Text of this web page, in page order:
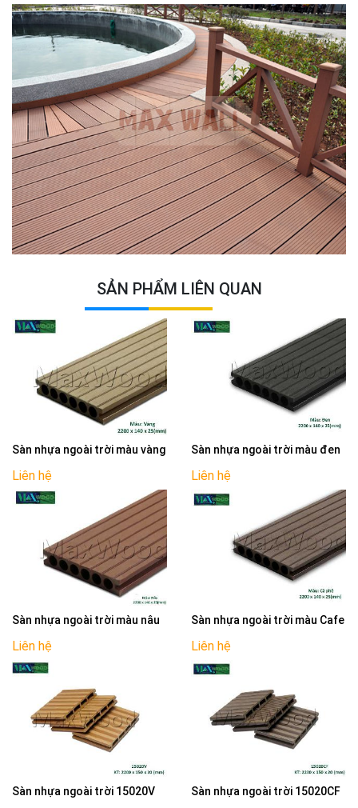
SẢN PHẨM LIÊN QUAN
Sàn nhựa ngoài trời màu vàng
Liên hệ
Sàn nhựa ngoài trời màu đen
Liên hệ
Sàn nhựa ngoài trời màu nâu
Liên hệ
Sàn nhựa ngoài trời màu Cafe
Liên hệ
Sàn nhựa ngoài trời 15020V Sàn nhựa ngoài trời 15020CF